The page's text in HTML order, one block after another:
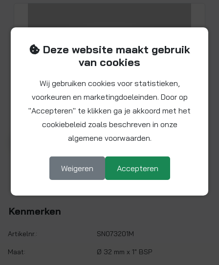
Bekijk video voor product SN073201M
Messing spie 32 mm x 1" BSP
Kenmerken
Artikelnr.: SN073201M
Maat: Ø 32 mm x 1" BSP
Deze website maakt gebruik
van cookies
Wij gebruiken cookies voor statistieken,
voorkeuren en marketingdoeleinden. Door op
"Accepteren" te klikken ga je akkoord met het
cookiebeleid zoals beschreven in onze
algemene voorwaarden.
Weigeren Accepteren